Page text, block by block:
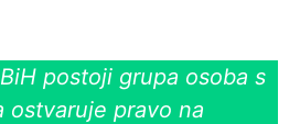
postoji grupa osoba s
ostvaruje pravo na